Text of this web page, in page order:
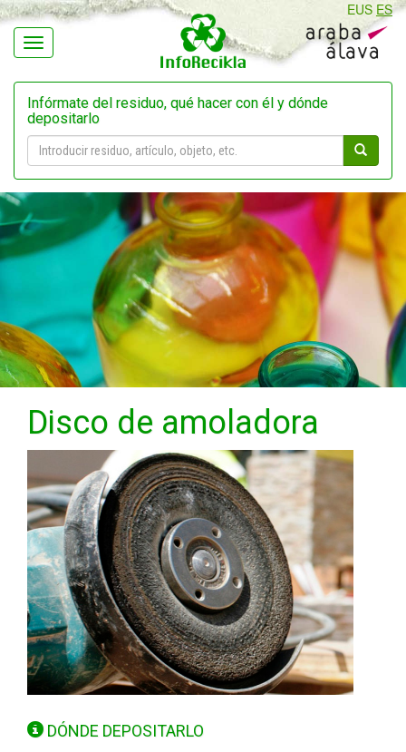
Navegación
EUS ES
Infórmate del residuo, qué hacer con él y dónde
depositarlo
Disco de amoladora
DÓNDE DEPOSITARLO